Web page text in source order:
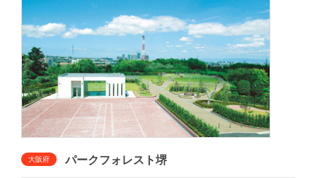
大阪府 パークフォレスト堺